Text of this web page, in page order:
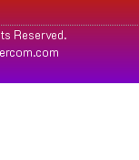
Reserved.